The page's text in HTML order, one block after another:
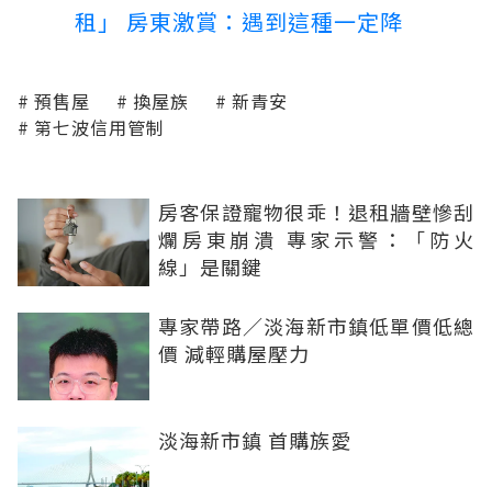
租」 房東激賞：遇到這種一定降
預售屋 換屋族
新青安
第七波信用管制
房客保證寵物很乖！退租牆壁慘刮
爛房東崩潰 專家示警：「防火
線」是關鍵
專家帶路／淡海新市鎮低單價低總
價 減輕購屋壓力
淡海新市鎮 首購族愛